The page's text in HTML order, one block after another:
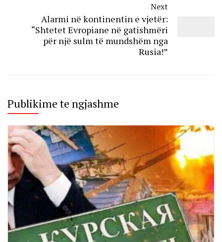
Next
Alarmi në kontinentin e vjetër:
“Shtetet Evropiane në gatishmëri
për një sulm të mundshëm nga
Rusia!”
Publikime te ngjashme